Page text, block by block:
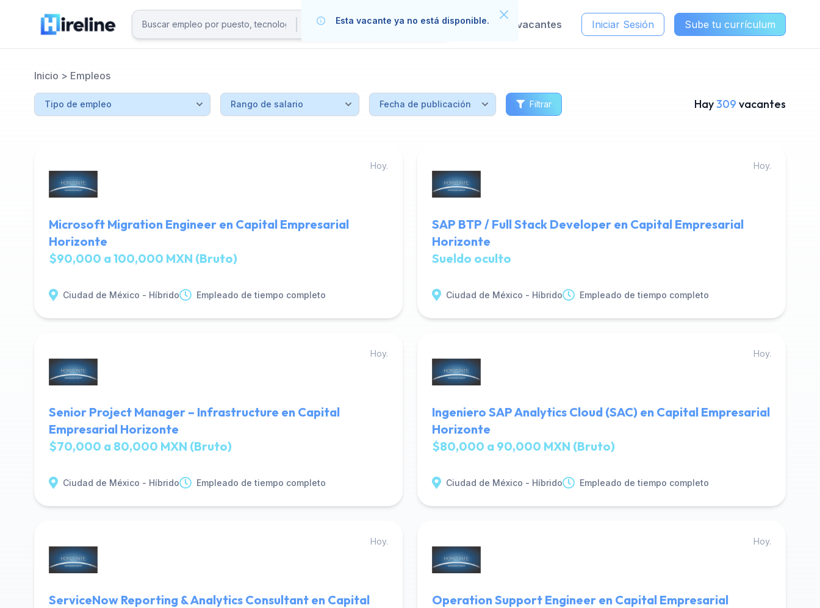
Publica tus vacantes Iniciar Sesión Sube tu currículum
Inicio > Empleos
Filtrar Hay309 vacantes
Hoy.
Microsoft Migration Engineer en Capital Empresarial
Horizonte
$90,000 a 100,000 MXN (Bruto)
Ciudad de México - Híbrido Empleado de tiempo completo
Hoy.
SAP BTP / Full Stack Developer en Capital Empresarial
Horizonte
Sueldo oculto
Ciudad de México - Híbrido Empleado de tiempo completo
Hoy.
Senior Project Manager – Infrastructure en Capital
Empresarial Horizonte
$70,000 a 80,000 MXN (Bruto)
Ciudad de México - Híbrido Empleado de tiempo completo
Hoy.
Ingeniero SAP Analytics Cloud (SAC) en Capital Empresarial
Horizonte
$80,000 a 90,000 MXN (Bruto)
Ciudad de México - Híbrido Empleado de tiempo completo
Hoy.
ServiceNow Reporting & Analytics Consultant en Capital
Hoy.
Operation Support Engineer en Capital Empresarial
Esta vacante ya no está disponible.